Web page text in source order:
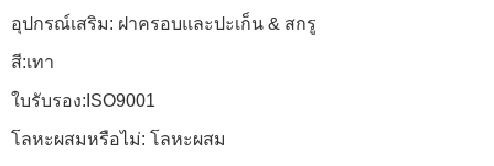
อุปกรณ์เสริม: ฝาครอบและปะเก็น & สกรู
สี:เทา
ใบรับรอง:ISO9001
โลหะผสมหรือไม่: โลหะผสม